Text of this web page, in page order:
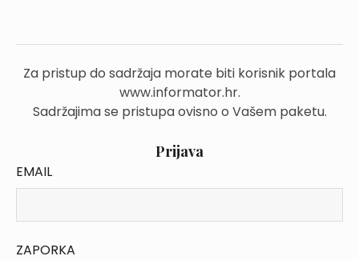
Za pristup do sadržaja morate biti korisnik portala
www.informator.hr.
Sadržajima se pristupa ovisno o Vašem paketu.
Prijava
EMAIL
ZAPORKA